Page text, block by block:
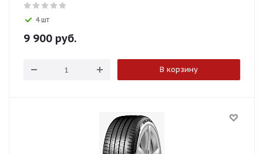
4 шт
9 900 руб.
В корзину